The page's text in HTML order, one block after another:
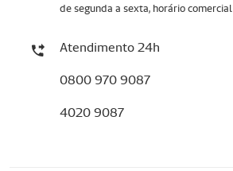
de segunda a sexta, horário comercial
Atendimento 24h
0800 970 9087
4020 9087